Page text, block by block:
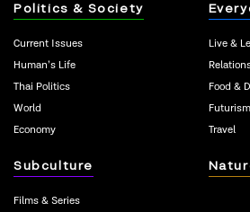
Politics & Society
Current Issues
Human’s Life
Thai Politics
World
Economy
Live &
Food &
Futurism
Travel
Subculture
Films & Series